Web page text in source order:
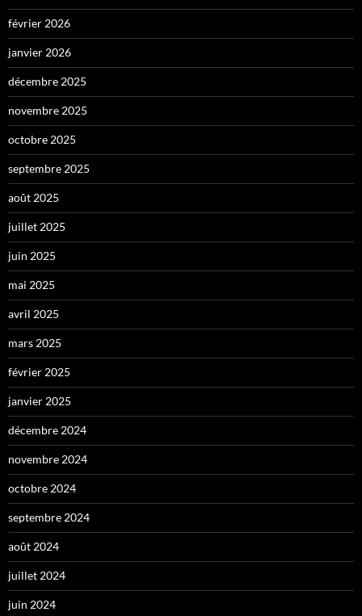
février 2026
janvier 2026
décembre 2025
novembre 2025
octobre 2025
septembre 2025
août 2025
juillet 2025
juin 2025
mai 2025
avril 2025
mars 2025
février 2025
janvier 2025
décembre 2024
novembre 2024
octobre 2024
septembre 2024
août 2024
juillet 2024
juin 2024